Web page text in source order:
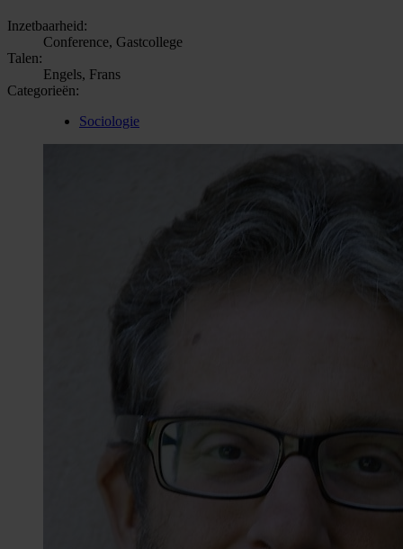
Inzetbaarheid:
Conference, Gastcollege
Talen:
Engels, Frans
Categorieën:
Sociologie